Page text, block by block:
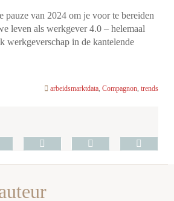
pauze van 2024 om je voor te bereiden
leven als werkgever 4.0 – helemaal
werkgeverschap in de kantelende
arbeidsmarktdata, Compagnon, trends